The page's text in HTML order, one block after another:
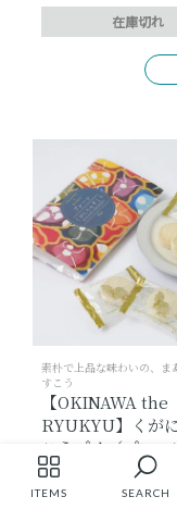
お知らせ
リウボウヒストリー
樂園CAFE
利用規約
プライバシーポリシ
在庫切れ
素朴で上品な味わいの、ま
すこう
【OKINAWA the
RYUKYU】くが
こうプチ（プレー
ITEMS SEARCH
キーワード検索